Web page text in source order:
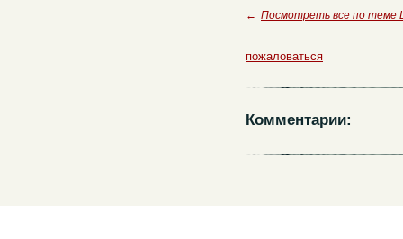
← Посмотреть все по теме
пожаловаться
Комментарии: